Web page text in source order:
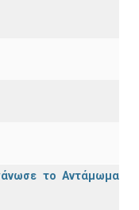
το Αντάμωμα